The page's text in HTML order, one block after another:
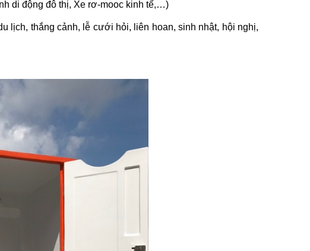
di động đô thị, Xe rơ-mooc kinh tế,…)
lịch, thắng cảnh, lễ cưới hỏi, liên hoan, sinh nhật, hội nghị,